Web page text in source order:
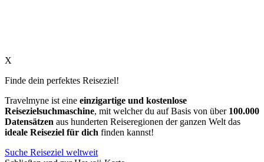
X
Finde dein perfektes Reiseziel!
Travelmyne ist eine einzigartige und kostenlose
Reisezielsuchmaschine, mit welcher du auf Basis von über 100.000
Datensätzen aus hunderten Reiseregionen der ganzen Welt das
ideale Reiseziel für dich finden kannst!
Suche Reiseziel weltweit